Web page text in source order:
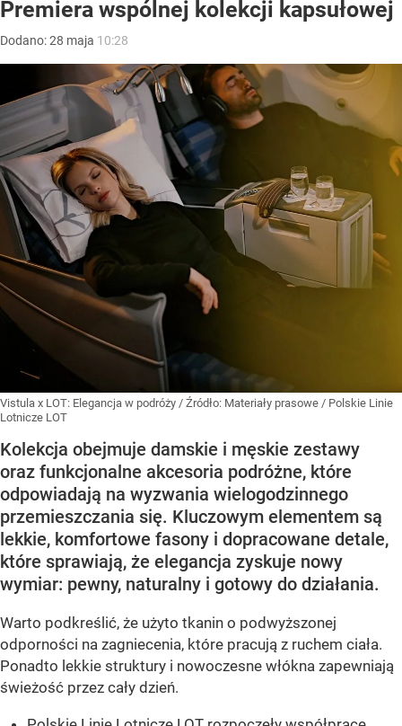
Premiera wspólnej kolekcji kapsułowej
Dodano:28 maja 10:28
Vistula x LOT: Elegancja w podróży / Źródło: Materiały prasowe / Polskie Linie
Lotnicze LOT
Kolekcja obejmuje damskie i męskie zestawy
oraz funkcjonalne akcesoria podróżne, które
odpowiadają na wyzwania wielogodzinnego
przemieszczania się. Kluczowym elementem są
lekkie, komfortowe fasony i dopracowane detale,
które sprawiają, że elegancja zyskuje nowy
wymiar: pewny, naturalny i gotowy do działania.
Warto podkreślić, że użyto tkanin o podwyższonej
odporności na zagniecenia, które pracują z ruchem ciała.
Ponadto lekkie struktury i nowoczesne włókna zapewniają
świeżość przez cały dzień.